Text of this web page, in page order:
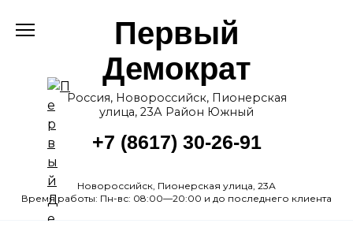
Первый
Демократ
Россия, Новороссийск, Пионерская
улица, 23А Район Южный
+7 (8617) 30-26-91
Новороссийск, Пионерская улица, 23А
Время работы: Пн-вс: 08:00—20:00 и до последнего клиента